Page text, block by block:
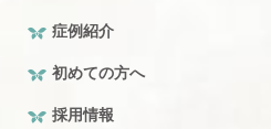
症例紹介
初めての方へ
採用情報